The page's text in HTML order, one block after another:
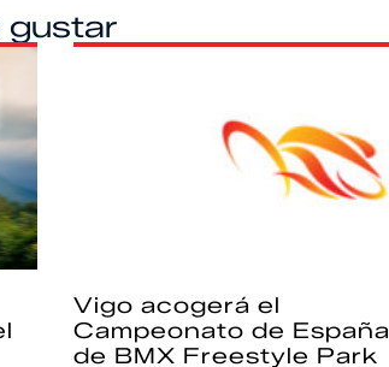
gustar
Vigo acogerá el
Campeonato de España
de BMX Freestyle Park